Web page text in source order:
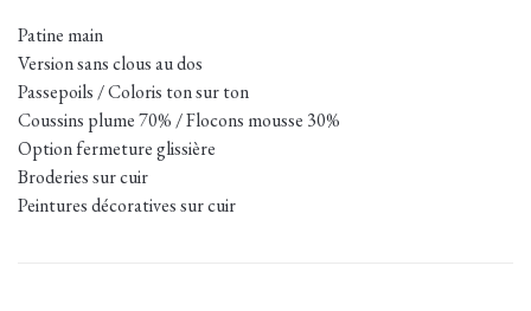
Patine main
Version sans clous au dos
Passepoils / Coloris ton sur ton
Coussins plume 70% / Flocons mousse 30%
Option fermeture glissière
Broderies sur cuir
Peintures décoratives sur cuir